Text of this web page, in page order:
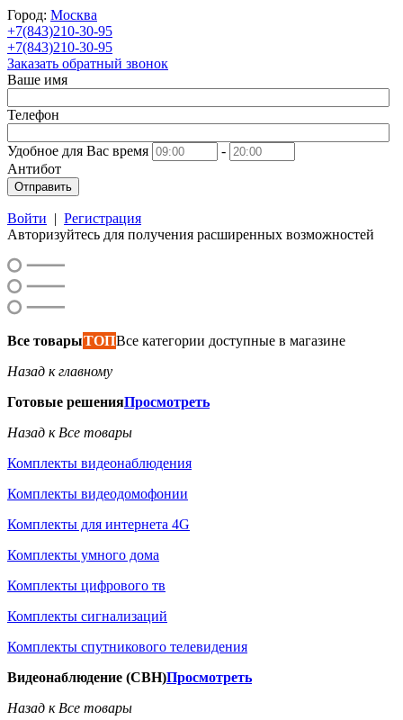
Город: Москва
+7(843)210-30-95
+7(843)210-30-95
Заказать обратный звонок
Ваше имя
Телефон
Удобное для Вас время
-
Антибот
Отправить
Войти | Регистрация
Авторизуйтесь для получения расширенных возможностей
Все товарыТОПВсе категории доступные в магазине
Назад к главному
Готовые решенияПросмотреть
Назад к Все товары
Комплекты видеонаблюдения
Комплекты видеодомофонии
Комплекты для интернета 4G
Комплекты умного дома
Комплекты цифрового тв
Комплекты сигнализаций
Комплекты спутникового телевидения
Видеонаблюдение (СВН)Просмотреть
Назад к Все товары